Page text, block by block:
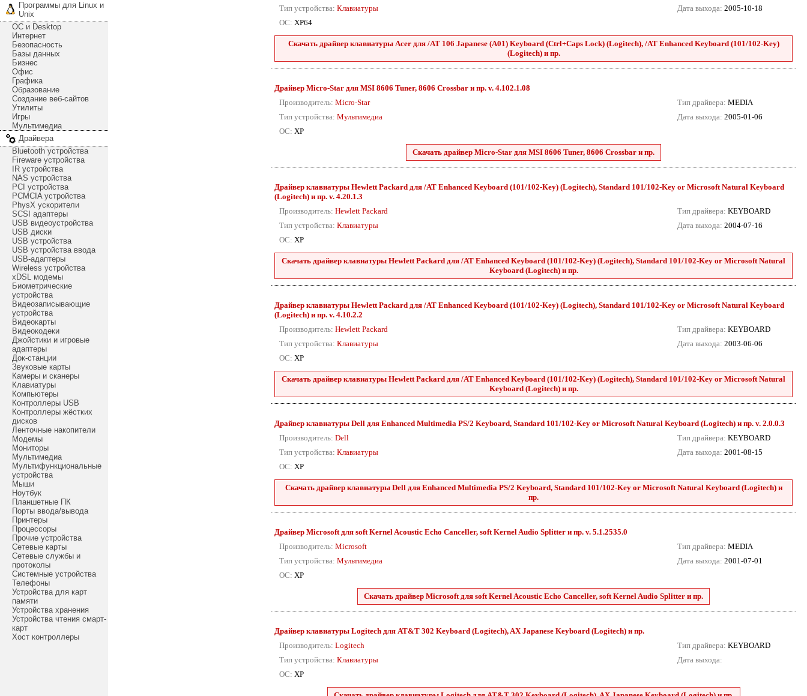
Программы для Linux и
Unix
ОС и Desktop
Интернет
Безопасность
Базы данных
Бизнес
Офис
Графика
Образование
Создание веб-сайтов
Утилиты
Игры
Мультимедиа
Драйвера
Bluetooth устройства
Fireware устройства
IR устройства
NAS устройства
PCI устройства
PCMCIA устройства
PhysX ускорители
SCSI адаптеры
USB видеоустройства
USB диски
USB устройства
USB устройства ввода
USB-адаптеры
Wireless устройства
xDSL модемы
Биометрические
устройства
Видеозаписывающие
устройства
Видеокарты
Видеокодеки
Джойстики и игровые
адаптеры
Док-станции
Звуковые карты
Камеры и сканеры
Клавиатуры
Компьютеры
Контроллеры USB
Контроллеры жёстких
дисков
Ленточные накопители
Модемы
Мониторы
Мультимедиа
Мультифункциональные
устройства
Мыши
Ноутбук
Планшетные ПК
Порты ввода/вывода
Принтеры
Процессоры
Прочие устройства
Сетевые карты
Сетевые службы и
протоколы
Системные устройства
Телефоны
Устройства для карт
памяти
Устройства хранения
Устройства чтения смарт-
карт
Хост контроллеры
Тип устройства: Клавиатуры
ОС: XP64
Дата выхода: 2005-10-18
Скачать драйвер клавиатуры Acer для /AT 106 Japanese (A01) Keyboard (Ctrl+Caps Lock) (Logitech), /AT Enhanced Keyboard (101/102-Key)
(Logitech) и пр.
Драйвер Micro-Star для MSI 8606 Tuner, 8606 Crossbar и пр. v. 4.102.1.08
Производитель: Micro-Star
Тип устройства: Мультимедиа
ОС: XP
Тип драйвера: MEDIA
Дата выхода: 2005-01-06
Скачать драйвер Micro-Star для MSI 8606 Tuner, 8606 Crossbar и пр.
Драйвер клавиатуры Hewlett Packard для /AT Enhanced Keyboard (101/102-Key) (Logitech), Standard 101/102-Key or Microsoft Natural Keyboard
(Logitech) и пр. v. 4.20.1.3
Производитель: Hewlett Packard
Тип устройства: Клавиатуры
ОС: XP
Тип драйвера: KEYBOARD
Дата выхода: 2004-07-16
Скачать драйвер клавиатуры Hewlett Packard для /AT Enhanced Keyboard (101/102-Key) (Logitech), Standard 101/102-Key or Microsoft Natural
Keyboard (Logitech) и пр.
Драйвер клавиатуры Hewlett Packard для /AT Enhanced Keyboard (101/102-Key) (Logitech), Standard 101/102-Key or Microsoft Natural Keyboard
(Logitech) и пр. v. 4.10.2.2
Производитель: Hewlett Packard
Тип устройства: Клавиатуры
ОС: XP
Тип драйвера: KEYBOARD
Дата выхода: 2003-06-06
Скачать драйвер клавиатуры Hewlett Packard для /AT Enhanced Keyboard (101/102-Key) (Logitech), Standard 101/102-Key or Microsoft Natural
Keyboard (Logitech) и пр.
Драйвер клавиатуры Dell для Enhanced Multimedia PS/2 Keyboard, Standard 101/102-Key or Microsoft Natural Keyboard (Logitech) и пр. v. 2.0.0.3
Производитель: Dell
Тип устройства: Клавиатуры
ОС: XP
Тип драйвера: KEYBOARD
Дата выхода: 2001-08-15
Скачать драйвер клавиатуры Dell для Enhanced Multimedia PS/2 Keyboard, Standard 101/102-Key or Microsoft Natural Keyboard (Logitech) и
пр.
Драйвер Microsoft для soft Kernel Acoustic Echo Canceller, soft Kernel Audio Splitter и пр. v. 5.1.2535.0
Производитель: Microsoft
Тип устройства: Мультимедиа
ОС: XP
Тип драйвера: MEDIA
Дата выхода: 2001-07-01
Скачать драйвер Microsoft для soft Kernel Acoustic Echo Canceller, soft Kernel Audio Splitter и пр.
Драйвер клавиатуры Logitech для AT&T 302 Keyboard (Logitech), AX Japanese Keyboard (Logitech) и пр.
Производитель: Logitech
Тип устройства: Клавиатуры
ОС: XP
Тип драйвера: KEYBOARD
Дата выхода: